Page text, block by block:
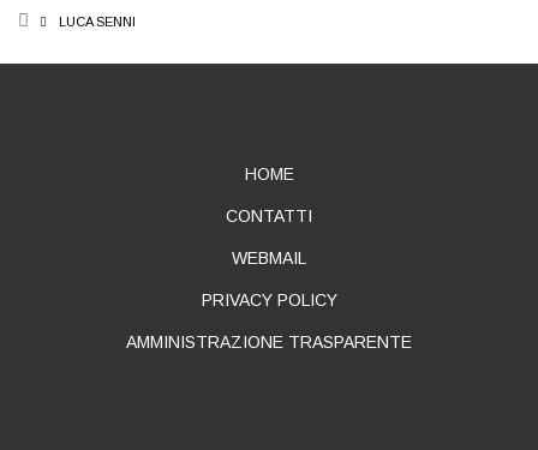
BREADCRUMB
LUCA SENNI
HOME
CONTATTI
WEBMAIL
PRIVACY POLICY
AMMINISTRAZIONE TRASPARENTE